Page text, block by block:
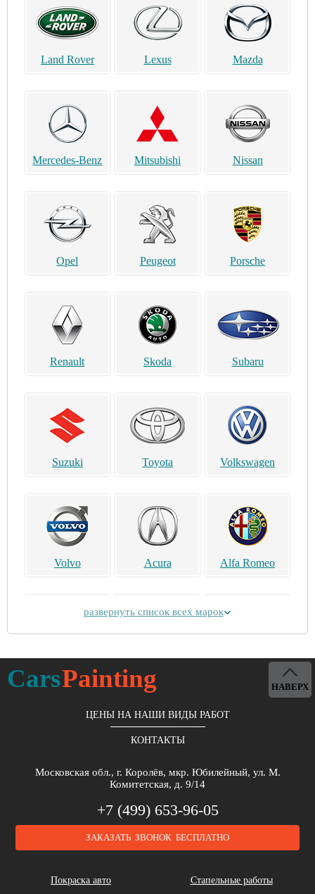
Land Rover Lexus Mazda
Mercedes-Benz Mitsubishi Nissan
Opel Peugeot Porsche
Renault Skoda Subaru
Suzuki Toyota Volkswagen
Volvo Acura Alfa Romeo
развернуть список всех марок
CarsPainting
ЦЕНЫ НА НАШИ ВИДЫ РАБОТ
КОНТАКТЫ
Московская обл., г. Королёв, мкр. Юбилейный, ул. М.
Комитетская, д. 9/14
+7 (499) 653-96-05
ЗАКАЗАТЬ ЗВОНОК БЕСПЛАТНО
Покраска авто Стапельные работы
НАВЕРХ